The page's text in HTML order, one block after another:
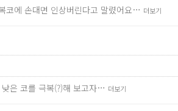
코에 손대면 인상버린다고 말렸어요… 더보기
은 코를 극복(?)해 보고자… 더보기